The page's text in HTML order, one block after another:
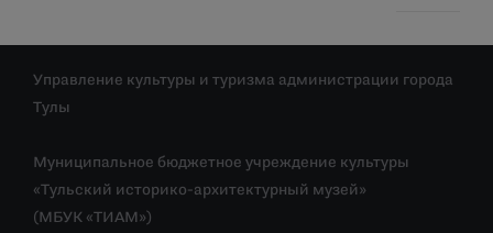
Управление культуры и туризма администрации города
Тулы
Муниципальное бюджетное учреждение культуры
«Тульский историко-архитектурный музей»
(МБУК «ТИАМ»)